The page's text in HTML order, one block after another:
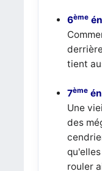
6ème
tient
7ème
Une
des
rouler